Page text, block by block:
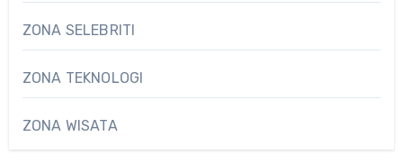
ZONA SELEBRITI
ZONA TEKNOLOGI
ZONA WISATA